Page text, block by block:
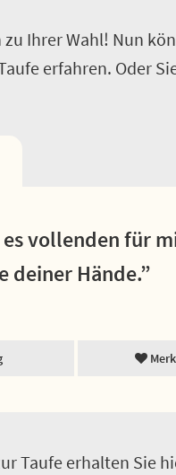
Ihrer Wahl! Nun
erfahren. Oder
es vollenden für
deiner Hände.”
Taufe erhalten Sie